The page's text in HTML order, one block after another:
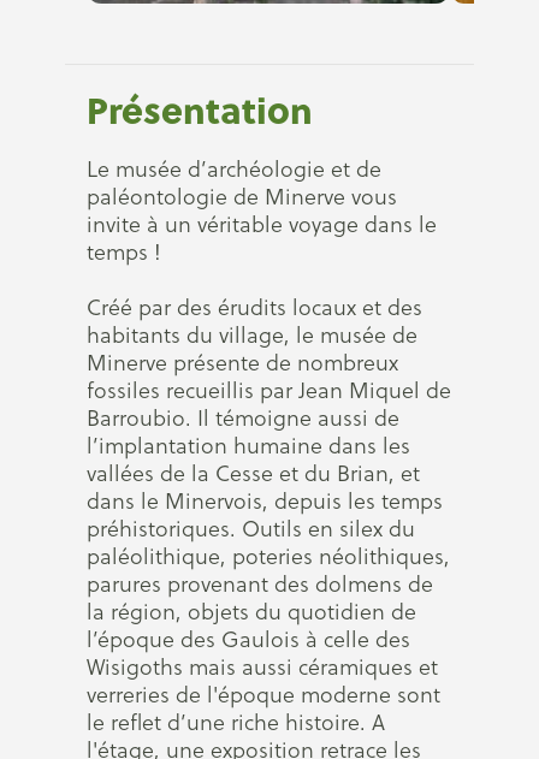
Présentation
Le musée d’archéologie et de
paléontologie de Minerve vous
invite à un véritable voyage dans le
temps !
Créé par des érudits locaux et des
habitants du village, le musée de
Minerve présente de nombreux
fossiles recueillis par Jean Miquel de
Barroubio. Il témoigne aussi de
l’implantation humaine dans les
vallées de la Cesse et du Brian, et
dans le Minervois, depuis les temps
préhistoriques. Outils en silex du
paléolithique, poteries néolithiques,
parures provenant des dolmens de
la région, objets du quotidien de
l’époque des Gaulois à celle des
Wisigoths mais aussi céramiques et
verreries de l'époque moderne sont
le reflet d’une riche histoire. A
l'étage, une exposition retrace les